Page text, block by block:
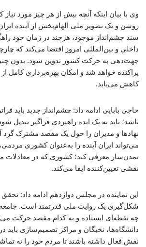
وی با بیان اینکه آنچه بیش از هر چیز مورد
روشن و یک تصویر ملی الهام‌بخش از آینده
سند چشم‌انداز موجود، هرچند در زمان خود
داخلی و بین‌المللی امروز اقتضا می‌کند که
جهت‌دهی به حرکت کشور تدوین شود. بدون
پراکنده خواهد شد و امکان بهره‌برداری کامل
کاهش می‌یابد.
حاجی بابایی ادامه داد: چشم‌انداز جدید باید
باشد؛ باید به یک ایده راهبردی فراگیر تبدیل
نهادها و مدیران را حول یک مقصد مشترک گرد
می‌تواند ایران آینده را به‌عنوان کشوری
تمدن‌ساز معرفی کند؛ کشوری که در معادلات
نقشی تعیین‌کننده ایفا می‌کند.
این نماینده در مجلس دوازدهم ادامه داد:
شکل‌گیری یک روایت ملی قدرتمند است. جامعه
چه نقطه‌ای ایستاده و به کدام مقصد حرکت
دانشگاه‌ها، نخبگان و مراکز تصمیم‌سازی باید
نقش فعال داشته باشند تا مردم خود را نه